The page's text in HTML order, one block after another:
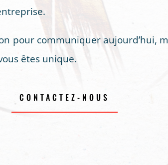
pour communiquer aujourd’hui,
êtes unique.
CONTACTEZ-NOUS